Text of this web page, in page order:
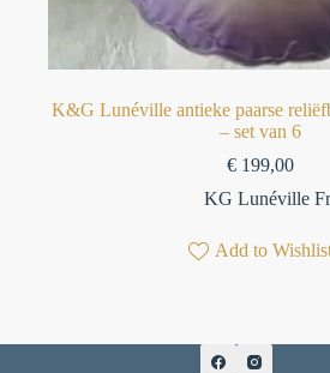
K&G Lunéville antieke paarse
– set van 6
€ 199,00
KG Lunéville
Add to